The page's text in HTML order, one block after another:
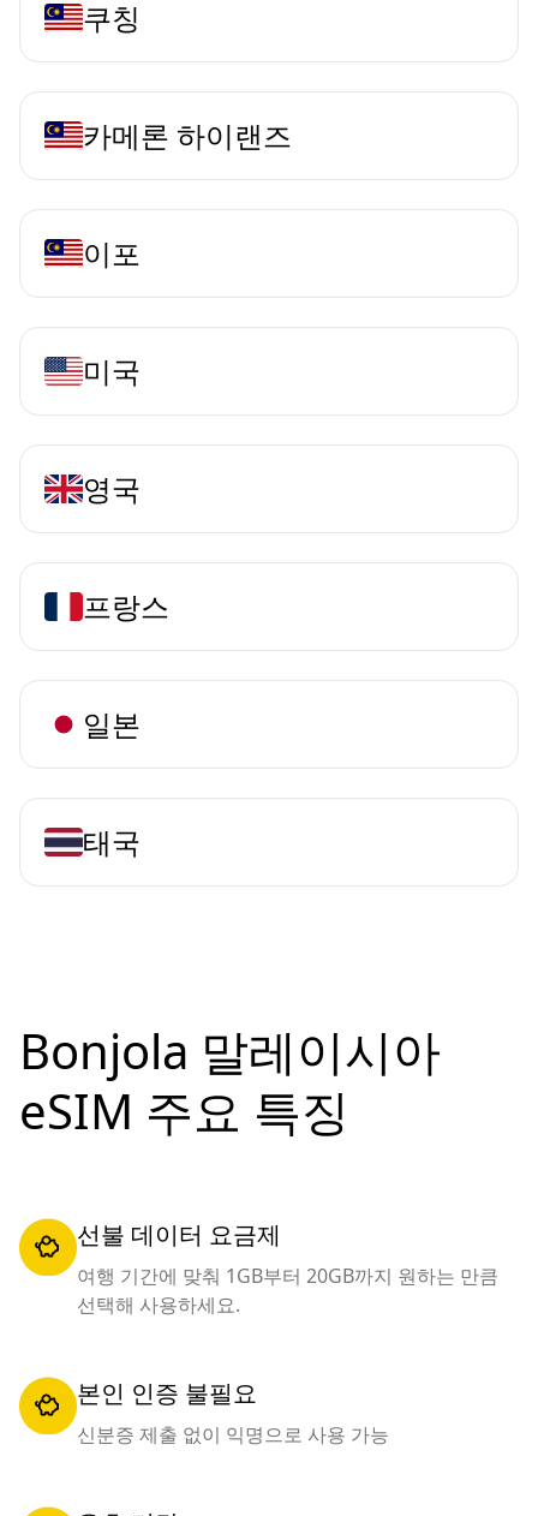
쿠칭
카메론 하이랜즈
이포
미국
영국
프랑스
일본
태국
Bonjola 말레이시아
eSIM 주요 특징
선불 데이터 요금제
여행 기간에 맞춰 1GB부터 20GB까지 원하는 만큼
선택해 사용하세요.
본인 인증 불필요
신분증 제출 없이 익명으로 사용 가능